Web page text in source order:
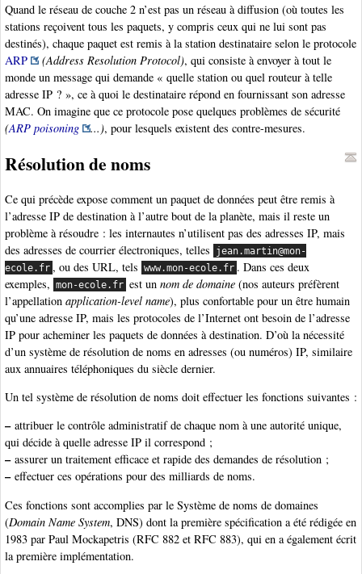
Quand le réseau de couche 2 n’est pas un réseau à diffusion (où toutes les
stations reçoivent tous les paquets, y compris ceux qui ne lui sont pas
destinés), chaque paquet est remis à la station destinataire selon le protocole
ARP
(Address Resolution Protocol), qui consiste à envoyer à tout le
monde un message qui demande « quelle station ou quel routeur à telle
adresse IP ? », ce à quoi le destinataire répond en fournissant son adresse
MAC. On imagine que ce protocole pose quelques problèmes de sécurité
(ARP poisoning ...), pour lesquels existent des contre-mesures.
Résolution de noms
Ce qui précède expose comment un paquet de données peut être remis à
l’adresse IP de destination à l’autre bout de la planète, mais il reste un
problème à résoudre : les internautes n’utilisent pas des adresses IP, mais
des adresses de courrier électroniques, telles
jean.martin@mon-
ecole.fr , ou des URL, tels www.mon-ecole.fr . Dans ces deux
exemples, mon-ecole.fr est unnom de domaine (nos auteurs préfèrent
l’appellation application-level name), plus confortable pour un être humain
qu’une adresse IP, mais les protocoles de l’Internet ont besoin de l’adresse
IP pour acheminer les paquets de données à destination. D’où la nécessité
d’un système de résolution de noms en adresses (ou numéros) IP, similaire
aux annuaires téléphoniques du siècle dernier.
Un tel système de résolution de noms doit effectuer les fonctions suivantes :
–attribuer le contrôle administratif de chaque nom à une autorité unique,
qui décide à quelle adresse IP il correspond ;
–assurer un traitement efficace et rapide des demandes de résolution ;
–effectuer ces opérations pour des milliards de noms.
Ces fonctions sont accomplies par le Système de noms de domaines
(Domain Name System, DNS) dont la première spécification a été rédigée en
1983 par Paul Mockapetris (RFC 882 et RFC 883), qui en a également écrit
la première implémentation.